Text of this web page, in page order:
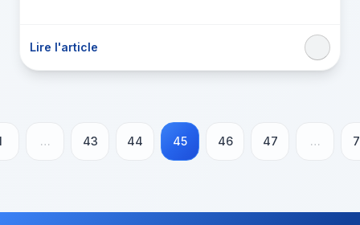
Lire l'article
… 43 44 45 46 47 …